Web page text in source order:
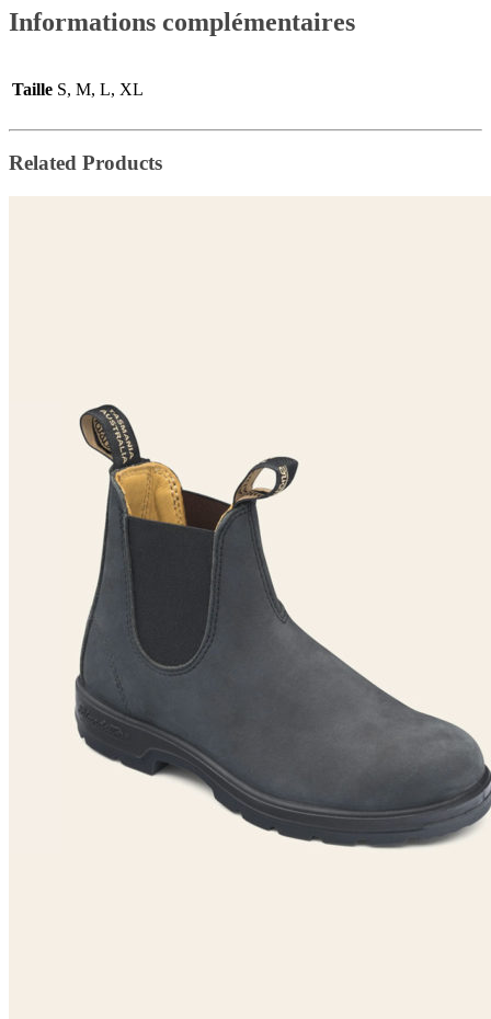
Informations complémentaires
Taille S, M, L, XL
Related Products